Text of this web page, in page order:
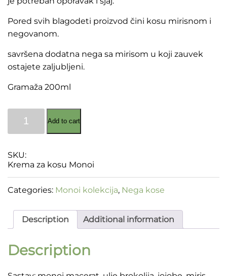
Pored svih blagodeti proizvod čini kosu mirisnom i
negovanom.
savršena dodatna nega sa mirisom u koji zauvek
ostajete zaljubljeni.
Gramaža 200ml
kosu
quantity
Add to cart
SKU:
Krema za kosu Monoi
Categories: Monoi kolekcija, Nega kose
Description Additional information
Description